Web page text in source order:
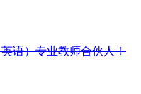
语）专业教师合伙人！